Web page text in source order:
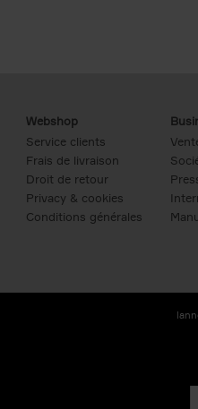
Webshop
Service clients
Frais de livraison
Droit de retour
Privacy & cookies
Conditions générales